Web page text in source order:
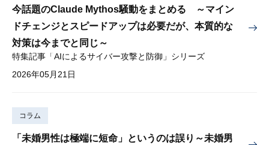
今話題のClaude Mythos騒動をまとめる ～マイン
ドチェンジとスピードアップは必要だが、本質的な
対策は今までと同じ～
特集記事「AIによるサイバー攻撃と防御」シリーズ
2026年05月21日
コラム
「未婚男性は極端に短命」というのは誤り～未婚男